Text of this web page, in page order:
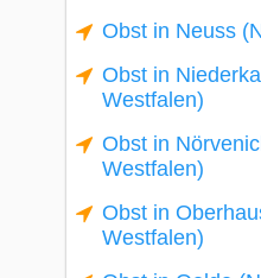
Obst in Neuss
Obst in
Westfalen)
Obst in
Westfalen)
Obst in
Westfalen)